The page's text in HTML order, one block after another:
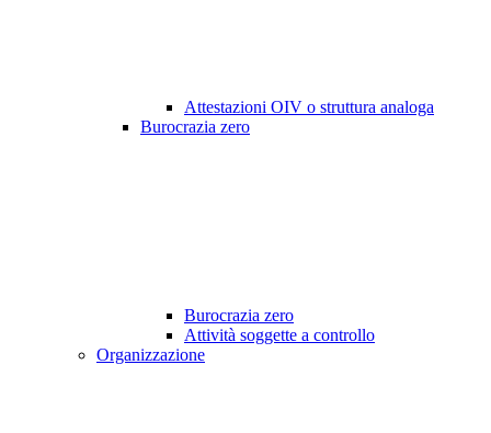
Attestazioni OIV o struttura analoga
Burocrazia zero
Burocrazia zero
Attività soggette a controllo
Organizzazione